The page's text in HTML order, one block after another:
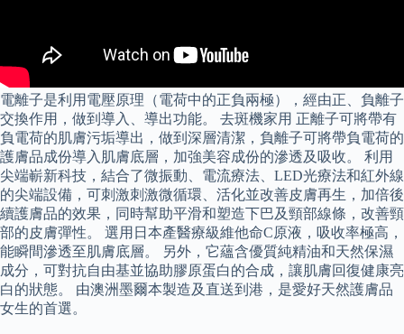
電離子是利用電壓原理（電荷中的正負兩極），經由正、負離子
交換作用，做到導入、導出功能。 去斑機家用 正離子可將帶有
負電荷的肌膚污垢導出，做到深層清潔，負離子可將帶負電荷的
護膚品成份導入肌膚底層，加強美容成份的滲透及吸收。 利用
尖端嶄新科技，結合了微振動、電流療法、LED光療法和紅外線
的尖端設備，可刺激刺激微循環、活化並改善皮膚再生，加倍後
續護膚品的效果，同時幫助平滑和塑造下巴及頸部線條，改善頸
部的皮膚彈性。 選用日本產醫療級維他命C原液，吸收率極高，
能瞬間滲透至肌膚底層。 另外，它蘊含優質純精油和天然保濕
成分，可對抗自由基並協助膠原蛋白的合成，讓肌膚回復健康亮
白的狀態。 由澳洲墨爾本製造及直送到港，是愛好天然護膚品
女生的首選。